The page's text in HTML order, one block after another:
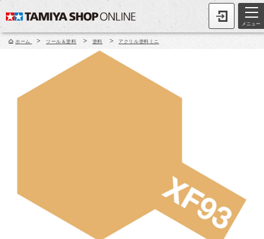
メニュー
ホーム > ツール＆塗料 > 塗料 > アクリル塗料ミニ